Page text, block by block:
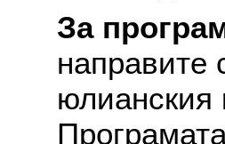
За
направите
юлианския